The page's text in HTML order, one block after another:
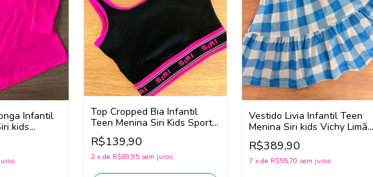
Infantil
kids
Top Cropped Bia Infantil
Teen Menina Siri Kids Sport
Diversão 44750 (Preto)
R$139,90
2 x de R$69,95 sem juros
Vestido Livia Infantil Teen
Menina Siri kids Vichy Limão
43284 (Azul/Off White)
R$389,90
7 x de R$55,70 sem juros